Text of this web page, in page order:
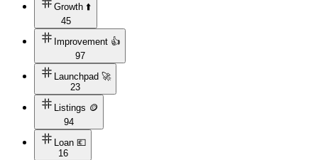
Growth ⬆️
45
Improvement 👍
97
Launchpad 🚀
23
Listings 🪙
94
Loan 💶
16